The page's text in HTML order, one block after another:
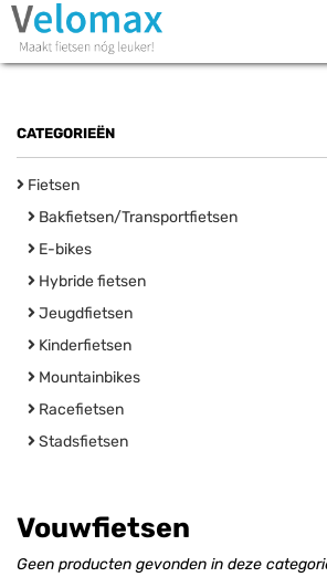
CATEGORIEËN
Fietsen
Bakfietsen/Transportfietsen
E-bikes
Hybride fietsen
Jeugdfietsen
Kinderfietsen
Mountainbikes
Racefietsen
Stadsfietsen
Vouwfietsen
Geen producten gevonden in deze